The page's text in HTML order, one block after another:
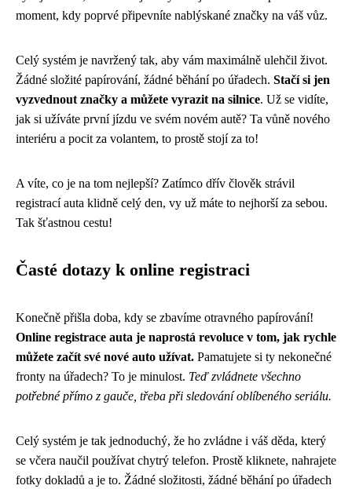
moment, kdy poprvé připevníte nablýskané značky na váš vůz.
Celý systém je navržený tak, aby vám maximálně ulehčil život.
Žádné složité papírování, žádné běhání po úřadech. Stačí si jen
vyzvednout značky a můžete vyrazit na silnice. Už se vidíte,
jak si užíváte první jízdu ve svém novém autě? Ta vůně nového
interiéru a pocit za volantem, to prostě stojí za to!
A víte, co je na tom nejlepší? Zatímco dřív člověk strávil
registrací auta klidně celý den, vy už máte to nejhorší za sebou.
Tak šťastnou cestu!
Časté dotazy k online registraci
Konečně přišla doba, kdy se zbavíme otravného papírování!
Online registrace auta je naprostá revoluce v tom, jak rychle
můžete začít své nové auto užívat. Pamatujete si ty nekonečné
fronty na úřadech? To je minulost. Teď zvládnete všechno
potřebné přímo z gauče, třeba při sledování oblíbeného seriálu.
Celý systém je tak jednoduchý, že ho zvládne i váš děda, který
se včera naučil používat chytrý telefon. Prostě kliknete, nahrajete
fotky dokladů a je to. Žádné složitosti, žádné běhání po úřadech